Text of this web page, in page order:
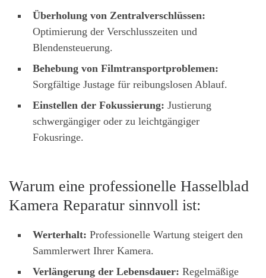
Überholung von Zentralverschlüssen:
Optimierung der Verschlusszeiten und
Blendensteuerung.
Behebung von Filmtransportproblemen:
Sorgfältige Justage für reibungslosen Ablauf.
Einstellen der Fokussierung: Justierung
schwergängiger oder zu leichtgängiger
Fokusringe.
Warum eine professionelle Hasselblad
Kamera Reparatur sinnvoll ist:
Werterhalt: Professionelle Wartung steigert den
Sammlerwert Ihrer Kamera.
Verlängerung der Lebensdauer: Regelmäßige